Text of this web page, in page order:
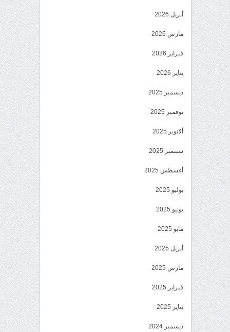
أبريل 2026
مارس 2026
فبراير 2026
يناير 2026
ديسمبر 2025
نوفمبر 2025
أكتوبر 2025
سبتمبر 2025
أغسطس 2025
يوليو 2025
يونيو 2025
مايو 2025
أبريل 2025
مارس 2025
فبراير 2025
يناير 2025
ديسمبر 2024